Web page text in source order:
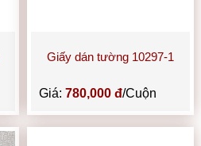
Giấy dán tường 10297-1
Giá: 780,000 đ/Cuộn